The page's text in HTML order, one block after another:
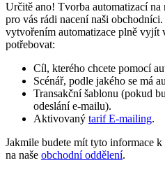
Určitě ano! Tvorba automatizací na
pro vás rádi nacení naši
vytvořením automatizace plně vyjít
potřebovat:
Cíl, kterého chcete pomocí
Scénář, podle jakého se má
Transakční šablonu (pokud
odeslání e-mailu).
Aktivovaný tarif E-mailing.
Jakmile budete mít tyto informace
na naše obchodní oddělení.